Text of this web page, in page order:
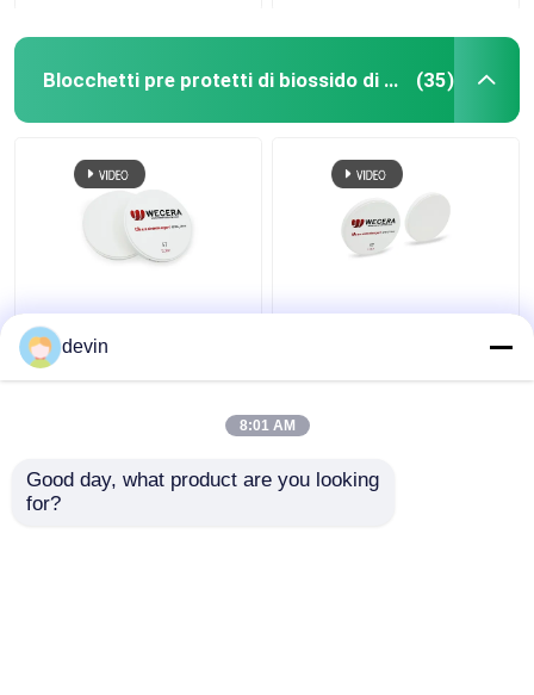
Blocchetti pre protetti di biossido di zirconio (35)
La st di A3.5
D98*18mm pre ha
protetto la camma
Il biossido di zirconio
pre protetto di camma
13485 di 43%
approvato
devin
8:01 AM
Good day, what product are you looking
for?